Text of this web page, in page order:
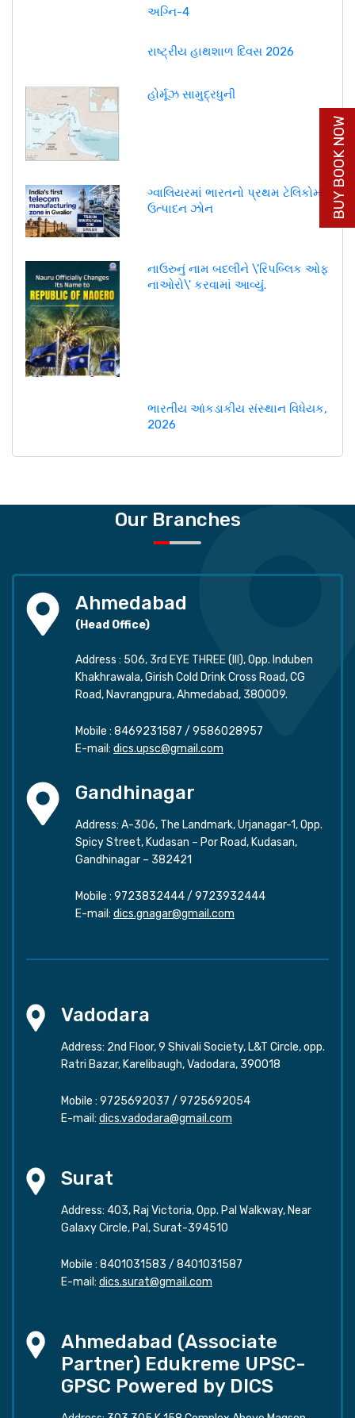
અગ્નિ-4
રાષ્ટ્રીય હાથશાળ દિવસ 2026
હોર્મૂઝ સામુદ્રધુની
ગ્વાલિયરમાં ભારતનો પ્રથમ ટેલિકોમ
ઉત્પાદન ઝોન
નાઉરુનું નામ બદલીને \'રિપબ્લિક ઓફ
નાઓરો\' કરવામાં આવ્યું.
ભારતીય આંકડાકીય સંસ્થાન વિધેયક,
2026
Our Branches
Ahmedabad
(Head Office)
Address : 506, 3rd EYE THREE (III), Opp. Induben
Khakhrawala, Girish Cold Drink Cross Road, CG
Road, Navrangpura, Ahmedabad, 380009.
Mobile : 8469231587 / 9586028957
E-mail: dics.upsc@gmail.com
Gandhinagar
Address: A-306, The Landmark, Urjanagar-1, Opp.
Spicy Street, Kudasan – Por Road, Kudasan,
Gandhinagar – 382421
Mobile : 9723832444/ 9723932444
E-mail: dics.gnagar@gmail.com
Vadodara
Address: 2nd Floor, 9 Shivali Society, L&T Circle, opp.
Ratri Bazar, Karelibaugh, Vadodara, 390018
Mobile : 9725692037 / 9725692054
E-mail: dics.vadodara@gmail.com
Surat
Address: 403, Raj Victoria, Opp. Pal Walkway, Near
Galaxy Circle, Pal, Surat-394510
Mobile : 8401031583 / 8401031587
E-mail: dics.surat@gmail.com
Ahmedabad (Associate
Partner) Edukreme UPSC-
GPSC Powered by DICS
BUY BOOK NOW